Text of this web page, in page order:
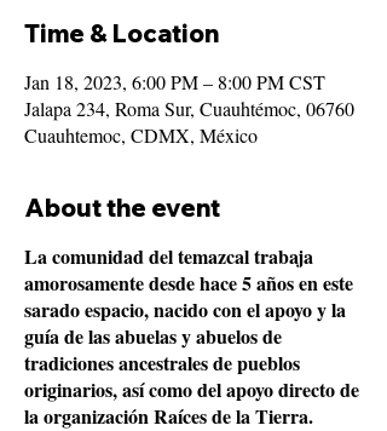
Time & Location
Jan 18, 2023, 6:00 PM – 8:00 PM CST
Jalapa 234, Roma Sur, Cuauhtémoc, 06760
Cuauhtemoc, CDMX, México
About the event
La comunidad del temazcal trabaja
amorosamente desde hace 5 años en este
sarado espacio, nacido con el apoyo y la
guía de las abuelas y abuelos de
tradiciones ancestrales de pueblos
originarios, así como del apoyo directo de
la organización Raíces de la Tierra.